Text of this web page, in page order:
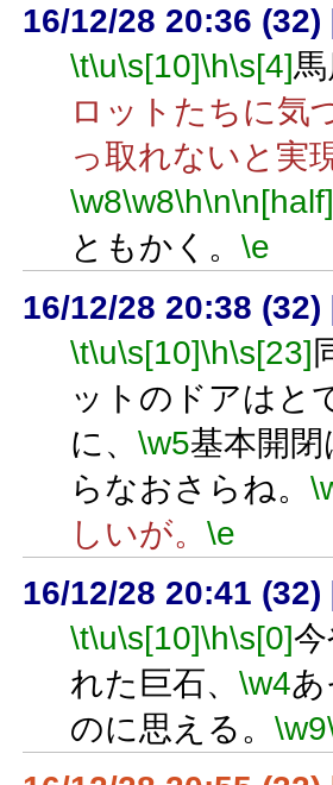
16/12/28 20:36 (32)
\t\u\s[10]\h\s[4]
ロットたちに気
っ取れないと実
\w8\w8\h\n\n[half]
ともかく。 \e
16/12/28 20:38 (32)
\t\u\s[10]\h\s[23]
ットのドアはと
に、 \w5基本開
らなおさらね。
しいが。 \e
16/12/28 20:41 (32)
\t\u\s[10]\h\s[0]
れた巨石、 \w4
のに思える。 \w9